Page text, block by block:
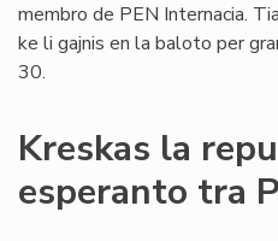
membro de PEN Internacia.
ke li gajnis en la baloto per
30.
Kreskas la
esperanto tra